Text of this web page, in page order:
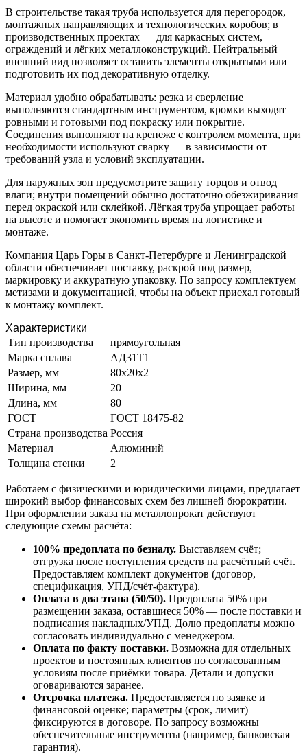
В строительстве такая труба используется для перегородок,
монтажных направляющих и технологических коробов; в
производственных проектах — для каркасных систем,
ограждений и лёгких металлоконструкций. Нейтральный
внешний вид позволяет оставить элементы открытыми или
подготовить их под декоративную отделку.
Материал удобно обрабатывать: резка и сверление
выполняются стандартным инструментом, кромки выходят
ровными и готовыми под покраску или покрытие.
Соединения выполняют на крепеже с контролем момента, при
необходимости используют сварку — в зависимости от
требований узла и условий эксплуатации.
Для наружных зон предусмотрите защиту торцов и отвод
влаги; внутри помещений обычно достаточно обезжиривания
перед окраской или склейкой. Лёгкая труба упрощает работы
на высоте и помогает экономить время на логистике и
монтаже.
Компания Царь Горы в Санкт-Петербурге и Ленинградской
области обеспечивает поставку, раскрой под размер,
маркировку и аккуратную упаковку. По запросу комплектуем
метизами и документацией, чтобы на объект приехал готовый
к монтажу комплект.
Характеристики
Тип производства
прямоугольная
Марка сплава
АД31Т1
Размер, мм
80х20х2
Ширина, мм
20
Длина, мм
80
ГОСТ
ГОСТ 18475-82
Страна производства Россия
Материал
Алюминий
Толщина стенки
2
Работаем с физическими и юридическими лицами, предлагает
широкий выбор финансовых схем без лишней бюрократии.
При оформлении заказа на металлопрокат действуют
следующие схемы расчёта:
100% предоплата по безналу. Выставляем счёт;
отгрузка после поступления средств на расчётный счёт.
Предоставляем комплект документов (договор,
спецификация, УПД/счёт-фактура).
Оплата в два этапа (50/50). Предоплата 50% при
размещении заказа, оставшиеся 50% — после поставки и
подписания накладных/УПД. Долю предоплаты можно
согласовать индивидуально с менеджером.
Оплата по факту поставки. Возможна для отдельных
проектов и постоянных клиентов по согласованным
условиям после приёмки товара. Детали и допуски
оговариваются заранее.
Отсрочка платежа. Предоставляется по заявке и
финансовой оценке; параметры (срок, лимит)
фиксируются в договоре. По запросу возможны
обеспечительные инструменты (например, банковская
гарантия).